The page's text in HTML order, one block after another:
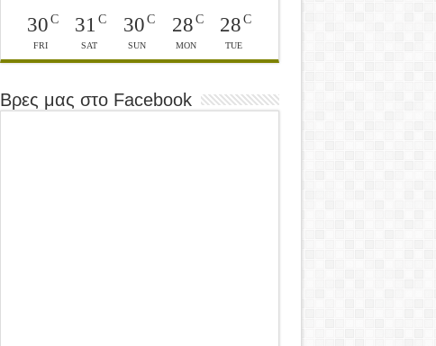
30C
FRI
31 C
SAT
30C
SUN
28C
MON
28C
TUE
Βρες μας στο Facebook